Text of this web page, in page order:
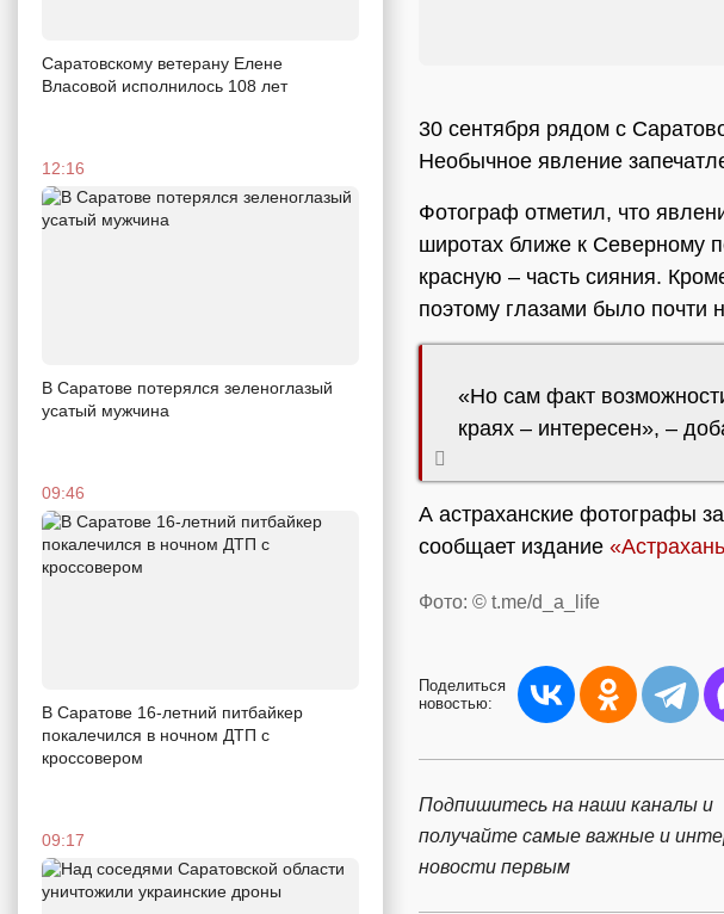
Саратовскому ветерану Елене
Власовой исполнилось 108 лет
12:16
В Саратове потерялся зеленоглазый
усатый мужчина
09:46
В Саратове 16-летний питбайкер
покалечился в ночном ДТП с
кроссовером
09:17
30 сентября рядом с
Необычное явление
Фотограф отметил, что
широтах ближе к Северному
красную – часть сияния.
поэтому глазами было почти
«Но сам факт
краях – интересен», –
А астраханские фотографы
сообщает издание
Фото: © t.me/d_a_life
Поделиться
новостью:
Подпишитесь на наши каналы и
получайте самые важные и
новости первым